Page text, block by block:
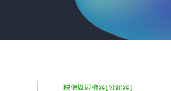
映像周辺機器[分配器]